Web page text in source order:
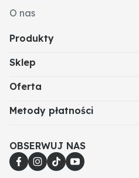
O nas
Produkty
Sklep
Oferta
Metody płatności
OBSERWUJ NAS